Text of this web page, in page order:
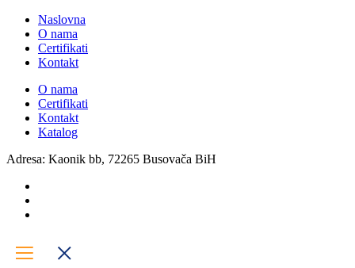
Naslovna
O nama
Certifikati
Kontakt
O nama
Certifikati
Kontakt
Katalog
Adresa: Kaonik bb, 72265 Busovača BiH